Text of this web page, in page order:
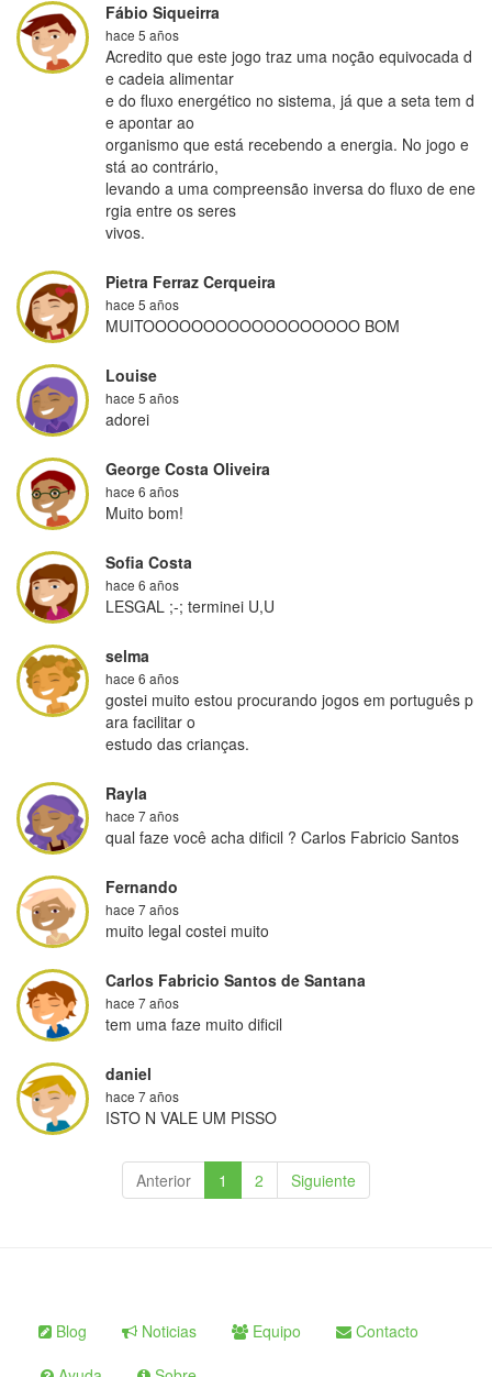
Fábio Siqueirra
hace 5 años
Acredito que este jogo traz uma noção equivocada d
e cadeia alimentar
e do fluxo energético no sistema, já que a seta tem d
e apontar ao
organismo que está recebendo a energia. No jogo e
stá ao contrário,
levando a uma compreensão inversa do fluxo de ene
rgia entre os seres
vivos.
Pietra Ferraz Cerqueira
hace 5 años
MUITOOOOOOOOOOOOOOOOOO BOM
Louise
hace 5 años
adorei
George Costa Oliveira
hace 6 años
Muito bom!
Sofia Costa
hace 6 años
LESGAL ;-; terminei U,U
selma
hace 6 años
gostei muito estou procurando jogos em português p
ara facilitar o
estudo das crianças.
Rayla
hace 7 años
qual faze você acha dificil ? Carlos Fabricio Santos
Fernando
hace 7 años
muito legal costei muito
Carlos Fabricio Santos de Santana
hace 7 años
tem uma faze muito dificil
daniel
hace 7 años
ISTO N VALE UM PISSO
Anterior 1 2 Siguiente
Blog Noticias Equipo
Contacto